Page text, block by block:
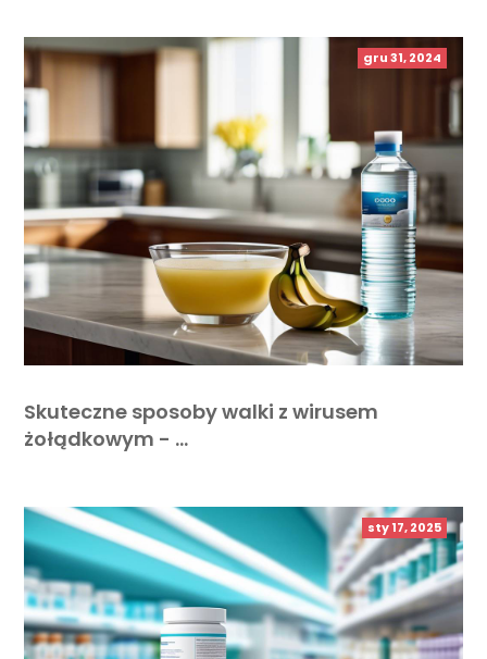
gru 31, 2024
Skuteczne sposoby walki z wirusem
żołądkowym - …
sty 17, 2025